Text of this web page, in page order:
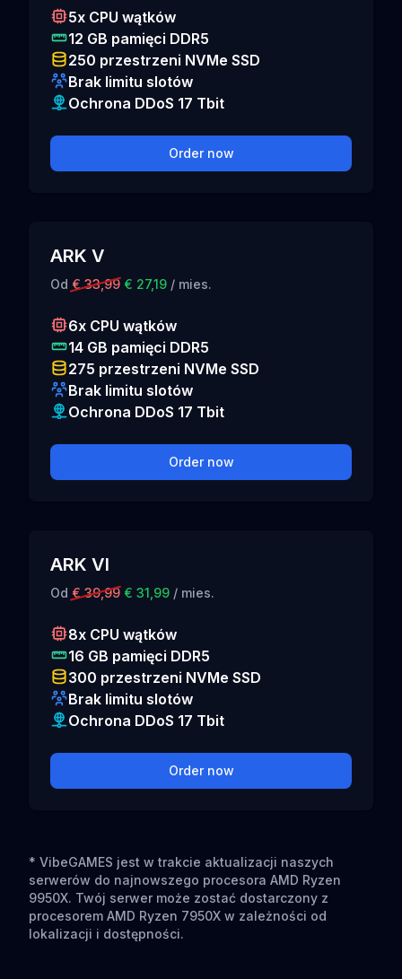
5x CPU wątków
12 GB pamięci DDR5
250 przestrzeni NVMe SSD
Brak limitu slotów
Ochrona DDoS 17 Tbit
Order now
ARK V
Od € 33,99 € 27,19 / mies.
6x CPU wątków
14 GB pamięci DDR5
275 przestrzeni NVMe SSD
Brak limitu slotów
Ochrona DDoS 17 Tbit
Order now
ARK VI
Od € 39,99 € 31,99 / mies.
8x CPU wątków
16 GB pamięci DDR5
300 przestrzeni NVMe SSD
Brak limitu slotów
Ochrona DDoS 17 Tbit
Order now
* VibeGAMES jest w trakcie aktualizacji naszych
serwerów do najnowszego procesora AMD Ryzen
9950X. Twój serwer może zostać dostarczony z
procesorem AMD Ryzen 7950X w zależności od
lokalizacji i dostępności.